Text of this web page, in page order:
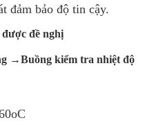
đảm bảo độ tin cậy.
đề nghị
→Buồng kiểm tra nhiệt độ